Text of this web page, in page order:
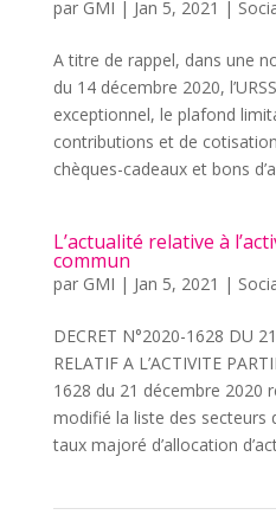
par GMI | Jan 5, 2021 |
A titre de rappel, dans une
du 14 décembre 2020,
exceptionnel, le plafond
contributions et de
chèques-cadeaux et bons
L’actualité relative à
commun
par GMI | Jan 5, 2021 |
DECRET N°2020-1628 DU
RELATIF A L’ACTIVITE
1628 du 21 décembre 2020
modifié la liste des secteurs
taux majoré d’allocation